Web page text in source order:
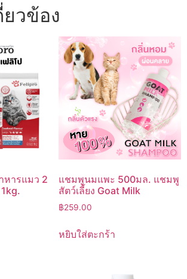
วข้อง
หารแมว 2
แชมพูนมแพะ 500มล. แชมพู
สัตว์เลี้ยง Goat Milk
฿259.00
หยิบใส่ตะกร้า